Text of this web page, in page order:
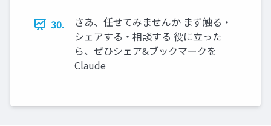
30.
さあ、任せてみませんか まず触る・
シェアする・相談する 役に立った
ら、ぜひシェア&ブックマークを
Claude